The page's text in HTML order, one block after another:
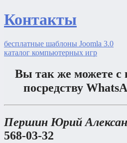
Контакты
бесплатные шаблоны Joomla 3.0
каталог компьютерных игр
Вы так же можете с
посредству
Першин Юрий
568-03-32